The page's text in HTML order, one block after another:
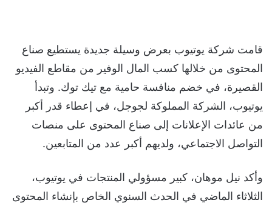
قامت شركة يوتيوب بعرض وسيلة جديدة يستطيع صناع
المحتوى من خلالها كسب المال الوفير من مقاطع الفيديو
القصيرة، في خضم منافسة حامية مع تيك توك. وتبدأ
يوتيوب، الشركة المملوكة لجوجل، في إعطاء قدر أكبر
من عائدات الإعلانات إلى صناع المحتوى على منصات
التواصل الاجتماعي، ولديهم أكبر عدد من المتابعين.
وأكد نيل موهان، كبير مسؤولي المنتجات في يوتيوب،
الثلاثاء الماضي في الحدث السنوي الخاص بإنشاء المحتوى